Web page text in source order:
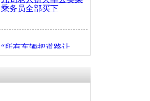
乘务员全部买下
“所有车辆把道路让
开！”儿童突发疾病交